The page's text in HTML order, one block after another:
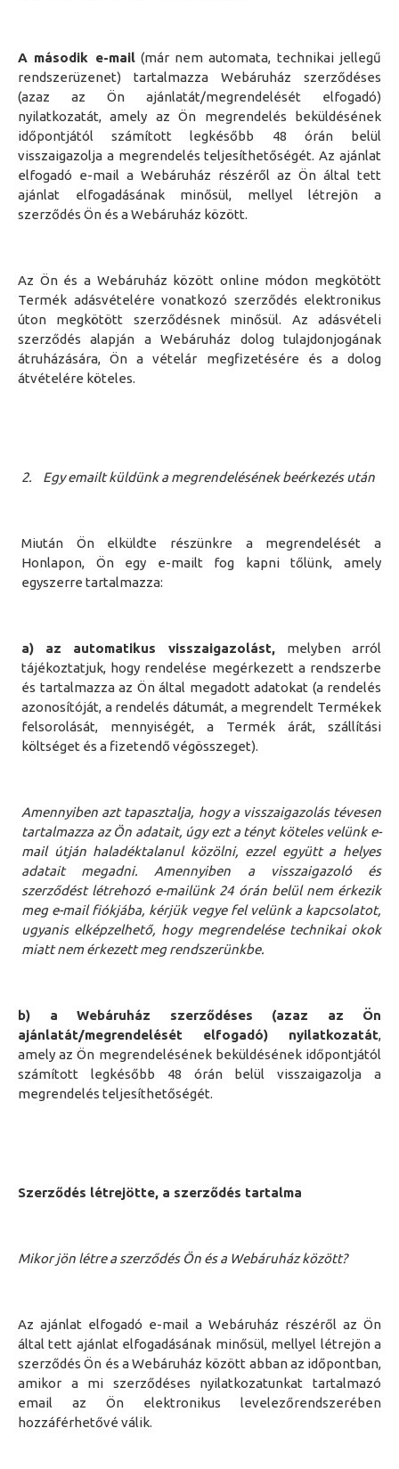
A második e-mail(már nem automata, technikai jellegű
rendszerüzenet) tartalmazza Webáruház szerződéses
(azaz az Ön ajánlatát/megrendelését elfogadó)
nyilatkozatát, amely az Ön megrendelés beküldésének
időpontjától számított legkésőbb 48 órán belül
visszaigazolja a megrendelés teljesíthetőségét. Az ajánlat
elfogadó e-mail a Webáruház részéről az Ön által tett
ajánlat elfogadásának minősül, mellyel létrejön a
szerződés Ön és a Webáruház között.
Az Ön és a Webáruház között online módon megkötött
Termék adásvételére vonatkozó szerződés elektronikus
úton megkötött szerződésnek minősül. Az adásvételi
szerződés alapján aWebáruház dolog tulajdonjogának
átruházására,Öna vételár megfizetésére és a dolog
átvételére köteles.
2. Egy emailt küldünk a megrendelésének beérkezés után
Miután Ön elküldte részünkre a megrendelését a
Honlapon, Ön egy e-mailt fog kapni tőlünk, amely
egyszerre tartalmazza:
a) az automatikus visszaigazolást, melyben arról
tájékoztatjuk, hogy rendelése megérkezett a rendszerbe
és tartalmazza az Ön által megadott adatokat (a rendelés
azonosítóját, a rendelés dátumát, a megrendelt Termékek
felsorolását, mennyiségét, a Termék árát, szállítási
költséget és a fizetendő végösszeget).
Amennyiben azt tapasztalja, hogy a visszaigazolás tévesen
tartalmazza az Ön adatait, úgy ezt a tényt köteles velünk e-
mail útján haladéktalanul közölni, ezzel együtt a helyes
adatait megadni. Amennyiben a visszaigazoló és
szerződést létrehozó e-mailünk 24 órán belül nem érkezik
meg e-mail fiókjába, kérjük vegye fel velünk a kapcsolatot,
ugyanis elképzelhető, hogy megrendelése technikai okok
miatt nem érkezett meg rendszerünkbe.
b) a Webáruház szerződéses (azaz az Ön
ajánlatát/megrendelését elfogadó) nyilatkozatát,
amely az Ön megrendelésének beküldésének időpontjától
számított legkésőbb 48 órán belül visszaigazolja a
megrendelés teljesíthetőségét.
Szerződés létrejötte, a szerződés tartalma
Mikor jön létre a szerződés Ön és a Webáruház között?
Az ajánlat elfogadó e-mail a Webáruház részéről az Ön
által tett ajánlat elfogadásának minősül, mellyel létrejön a
szerződés Ön és a Webáruház között abban az időpontban,
amikor a mi szerződéses nyilatkozatunkat tartalmazó
email az Ön elektronikus levelezőrendszerében
hozzáférhetővé válik.